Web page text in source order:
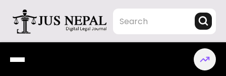
content
Jus Nepal | www.jusnepal.com
Digital Legal Journal